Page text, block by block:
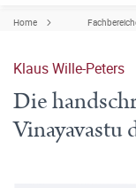
Home
Klaus Wille-Peters
Die
Vinayavastu